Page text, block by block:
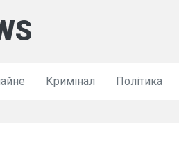
Кримінал Політика